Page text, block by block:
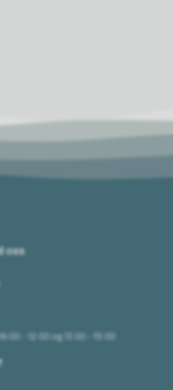
oss
- 12:00 og 13:00 - 15:00